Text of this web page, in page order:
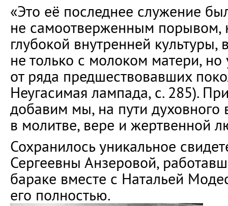
«Это её последнее служение
не самоотверженным порывом,
глубокой внутренней культуры,
не только с молоком матери, но
от ряда предшествовавших
Неугасимая лампада, с. 285).
добавим мы, на пути духовного
в молитве, вере и жертвенной
Сохранилось уникальное
Сергеевны Анзеровой,
бараке вместе с Натальей
его полностью.